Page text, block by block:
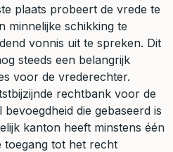
plaats probeert de vrede te
minnelijke schikking te
vonnis uit te spreken. Dit
steeds een belangrijk
voor de vrederechter.
rechtbank voor de
die gebaseerd is
kanton heeft minstens één
toegang tot het recht